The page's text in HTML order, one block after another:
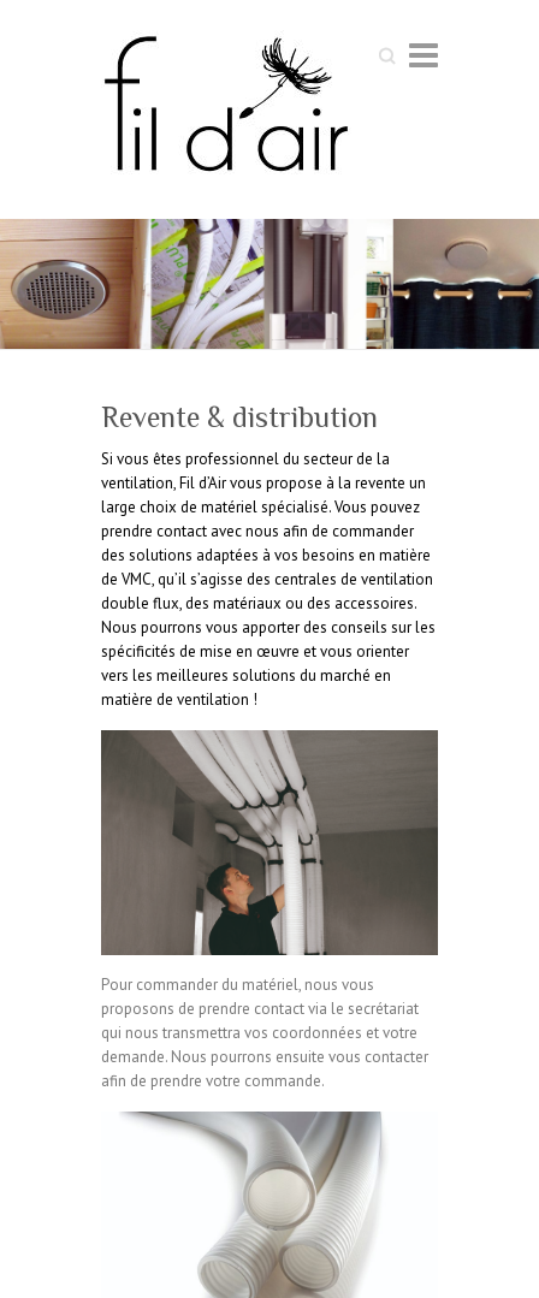
Search
Revente & distribution
Si vous êtes professionnel du secteur de la
ventilation, Fil d’Air vous propose à la revente un
large choix de matériel spécialisé. Vous pouvez
prendre contact avec nous afin de commander
des solutions adaptées à vos besoins en matière
de VMC, qu’il s’agisse des centrales de ventilation
double flux, des matériaux ou des accessoires.
Nous pourrons vous apporter des conseils sur les
spécificités de mise en œuvre et vous orienter
vers les meilleures solutions du marché en
matière de ventilation !
Pour commander du matériel, nous vous
proposons de prendre contact via le secrétariat
qui nous transmettra vos coordonnées et votre
demande. Nous pourrons ensuite vous contacter
afin de prendre votre commande.